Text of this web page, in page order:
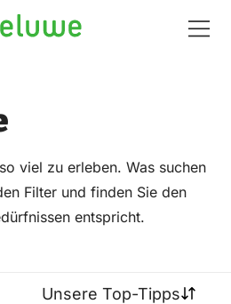
viel zu erleben. Was suchen
Filter und finden Sie den
entspricht.
Unsere Top-Tipps